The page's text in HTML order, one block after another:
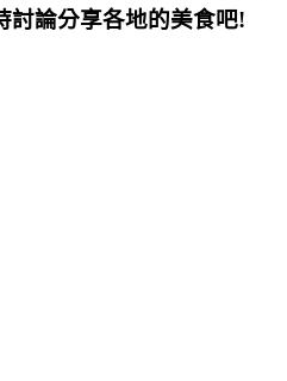
討論分享各地的美食吧!